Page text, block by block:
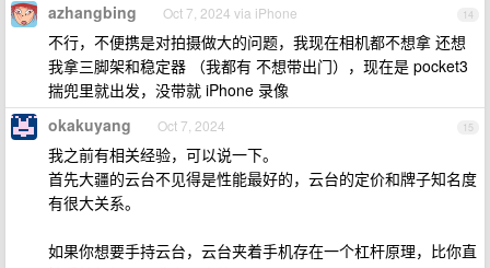
14
azhangbing Oct 7, 2024 via iPhone
不行，不便携是对拍摄做大的问题，我现在相机都不想拿 还想
我拿三脚架和稳定器 （我都有 不想带出门），现在是 pocket3
揣兜里就出发，没带就 iPhone 录像
15
okakuyang Oct 7, 2024
我之前有相关经验，可以说一下。
首先大疆的云台不见得是性能最好的，云台的定价和牌子知名度
有很大关系。
如果你想要手持云台，云台夹着手机存在一个杠杆原理，比你直